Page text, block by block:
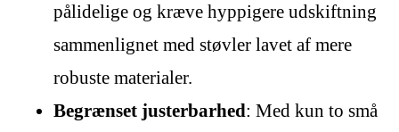
pålidelige og kræve hyppigere udskiftning
sammenlignet med støvler lavet af mere
robuste materialer.
Begrænset justerbarhed: Med kun to små